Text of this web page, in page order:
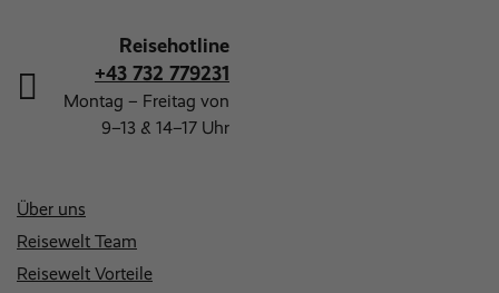
Über uns
Reisewelt Team
Reisewelt Vorteile
Reisehotline
+43 732 779231
Montag – Freitag von
9–13 & 14–17 Uhr